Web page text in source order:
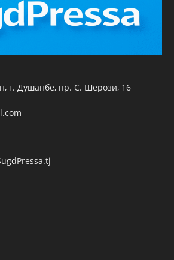
г. Душанбе, пр. С. Шерози, 16